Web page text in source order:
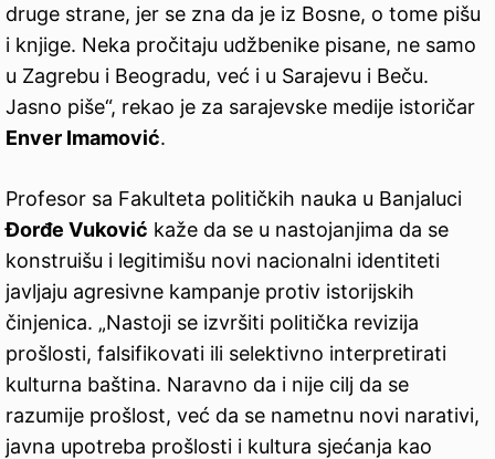
druge strane, jer se zna da je iz Bosne, o tome pišu
i knjige. Neka pročitaju udžbenike pisane, ne samo
u Zagrebu i Beogradu, već i u Sarajevu i Beču.
Jasno piše“, rekao je za sarajevske medije istoričar
Enver Imamović.
Profesor sa Fakulteta političkih nauka u Banjaluci
Đorđe Vuković kaže da se u nastojanjima da se
konstruišu i legitimišu novi nacionalni identiteti
javljaju agresivne kampanje protiv istorijskih
činjenica. „Nastoji se izvršiti politička revizija
prošlosti, falsifikovati ili selektivno interpretirati
kulturna baština. Naravno da i nije cilj da se
razumije prošlost, već da se nametnu novi narativi,
javna upotreba prošlosti i kultura sjećanja kao